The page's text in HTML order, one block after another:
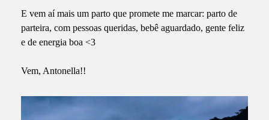
E vem aí mais um parto que promete me marcar: parto de
parteira, com pessoas queridas, bebê aguardado, gente feliz
e de energia boa <3
Vem, Antonella!!